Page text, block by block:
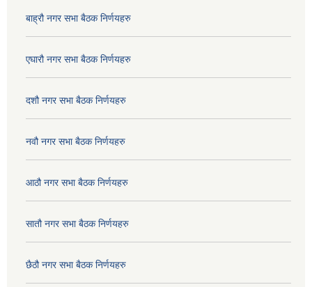
बाह्रौ नगर सभा बैठक निर्णयहरु
एघारौ नगर सभा बैठक निर्णयहरु
दशौ नगर सभा बैठक निर्णयहरु
नवौ नगर सभा बैठक निर्णयहरु
आठौ नगर सभा बैठक निर्णयहरु
सातौ नगर सभा बैठक निर्णयहरु
छैठौ नगर सभा बैठक निर्णयहरु